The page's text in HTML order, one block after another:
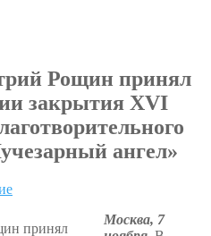
Рощин принял
закрытия XVI
ангел»
Москва, 7